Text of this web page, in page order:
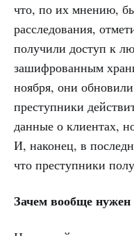
что, по их мнению,
расследования,
получили доступ к
зашифрованным
ноября, они
преступники
данные о клиентах,
И, наконец, в
что преступники
Зачем вообще